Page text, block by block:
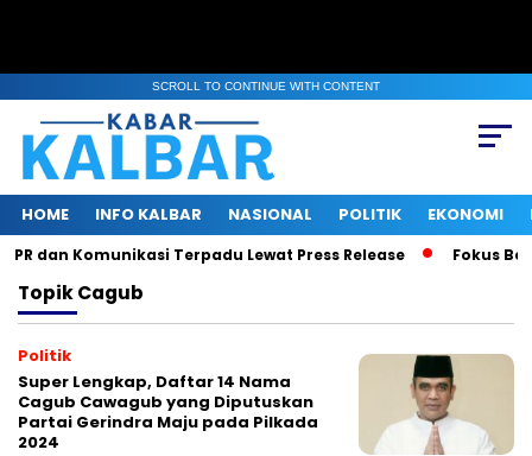
SCROLL TO CONTINUE WITH CONTENT
HOME INFO KALBAR NASIONAL POLITIK EKONOMI
dan Komunikasi Terpadu Lewat Press Release Fokus
TopikCagub
Politik
Super Lengkap, Daftar 14 Nama
Cagub Cawagub yang Diputuskan
Partai Gerindra Maju pada Pilkada
2024